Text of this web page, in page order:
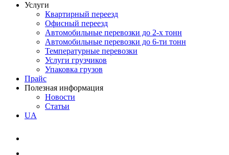
Услуги
Квартирный переезд
Офисный переезд
Автомобильные перевозки до 2-х тонн
Автомобильные перевозки до 6-ти тонн
Температурные перевозки
Услуги грузчиков
Упаковка грузов
Прайс
Полезная информация
Новости
Статьи
UA